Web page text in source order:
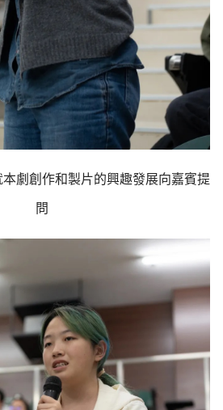
劇創作和製片的興趣發展向嘉賓提
問